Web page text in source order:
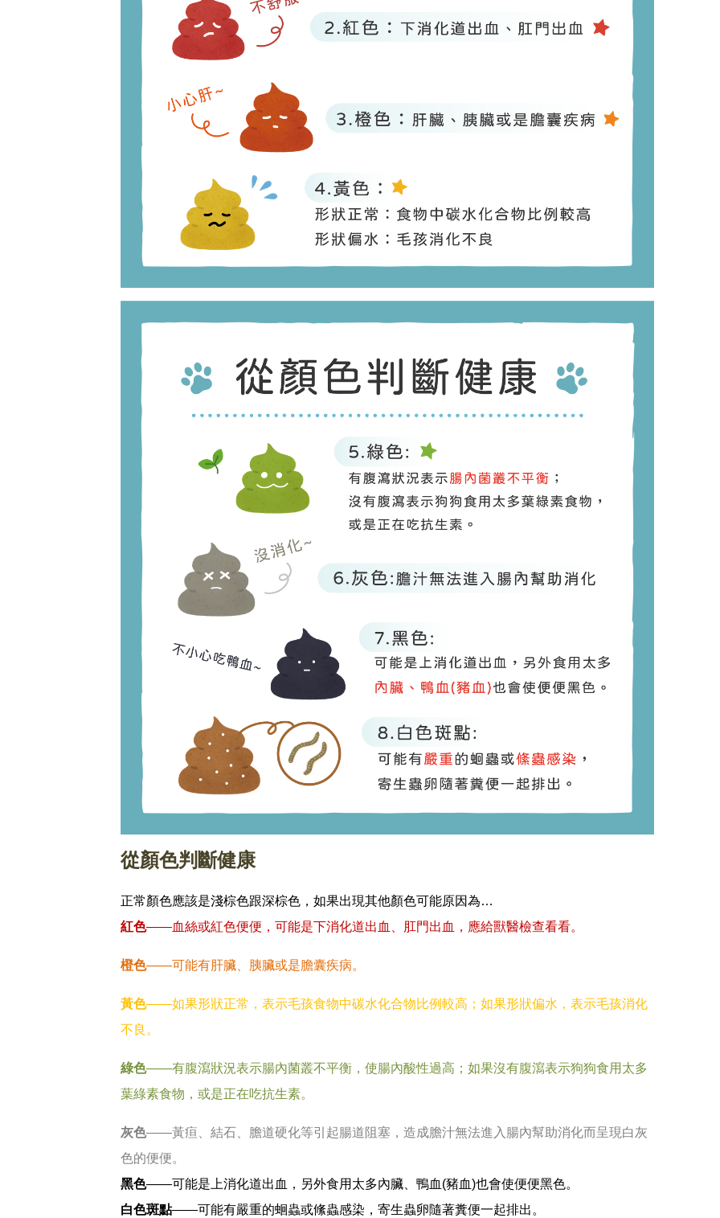
從顏色判斷健康
正常顏色應該是淺棕色跟深棕色，如果出現其他顏色可能原因為…
紅色——血絲或紅色便便，可能是下消化道出血、肛門出血，應給獸醫檢查看看。
橙色——可能有肝臟、胰臟或是膽囊疾病。
黃色——如果形狀正常，表示毛孩食物中碳水化合物比例較高；如果形狀偏水，表示毛孩消化
不良。
綠色——有腹瀉狀況表示腸內菌叢不平衡，使腸內酸性過高；如果沒有腹瀉表示狗狗食用太多
葉綠素食物，或是正在吃抗生素。
灰色——黃疸、結石、膽道硬化等引起腸道阻塞，造成膽汁無法進入腸內幫助消化而呈現白灰
色的便便。
黑色——可能是上消化道出血，另外食用太多內臟、鴨血(豬血)也會使便便黑色。
白色斑點——可能有嚴重的蛔蟲或絛蟲感染，寄生蟲卵隨著糞便一起排出。